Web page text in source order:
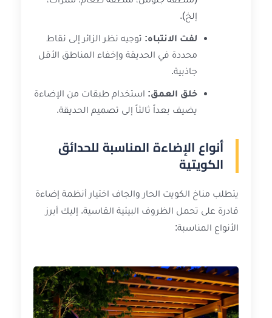
إلخ).
لفت الانتباه: توجيه نظر الزائر إلى نقاط
محددة في الحديقة وإخفاء المناطق الأقل
جاذبية.
خلق العمق: استخدام طبقات من الإضاءة
يضيف بعداً ثالثاً إلى تصميم الحديقة.
أنواع الإضاءة المناسبة للحدائق
الكويتية
يتطلب مناخ الكويت الحار والجاف اختيار أنظمة إضاءة
قادرة على تحمل الظروف البيئية القاسية. إليك أبرز
الأنواع المناسبة: